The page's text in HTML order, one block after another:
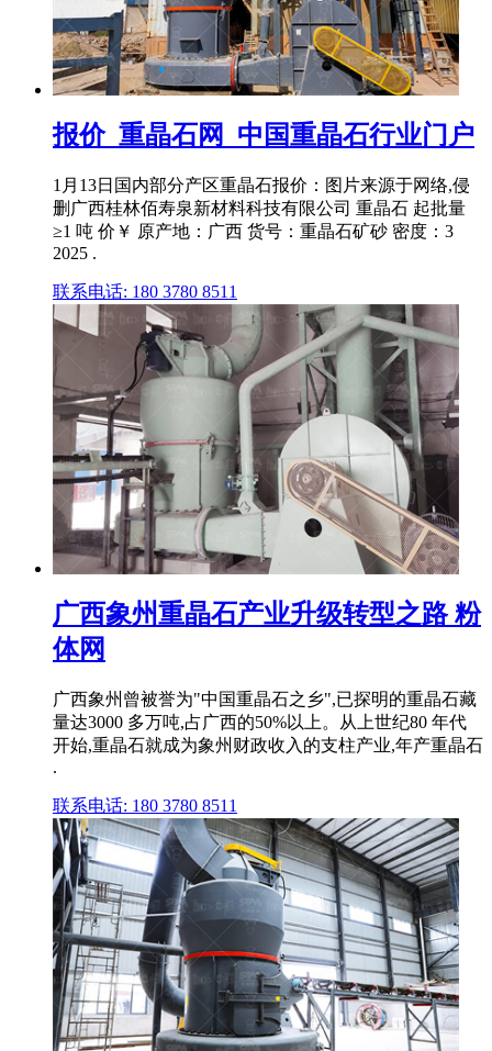
报价_重晶石网_中国重晶石行业门户
1月13日国内部分产区重晶石报价：图片来源于网络,侵
删广西桂林佰寿泉新材料科技有限公司 重晶石 起批量
≥1 吨 价￥ 原产地：广西 货号：重晶石矿砂 密度：3
2025 .
联系电话: 180 3780 8511
广西象州重晶石产业升级转型之路 粉
体网
广西象州曾被誉为"中国重晶石之乡",已探明的重晶石藏
量达3000 多万吨,占广西的50%以上。从上世纪80 年代
开始,重晶石就成为象州财政收入的支柱产业,年产重晶石
.
联系电话: 180 3780 8511